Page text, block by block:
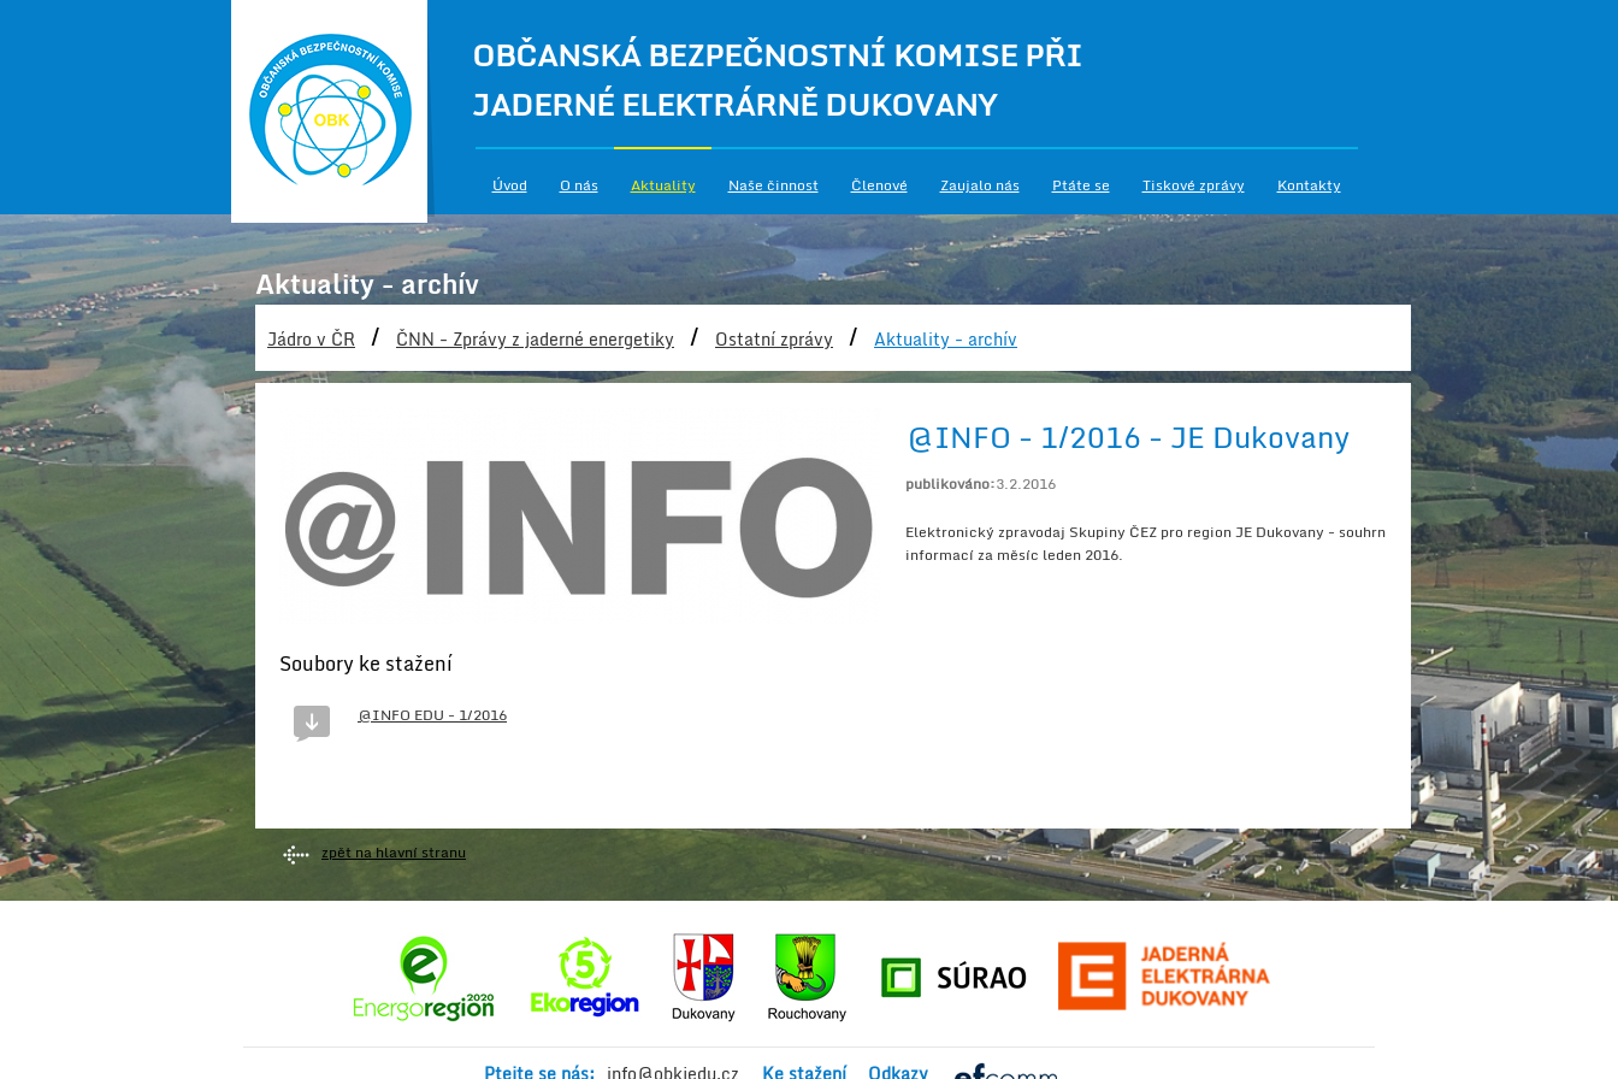
OBČANSKÁ BEZPEČNOSTNÍ KOMISE PŘI
JADERNÉ ELEKTRÁRNĚ DUKOVANY
Úvod O nás Aktuality Naše činnost Členové Zaujalo nás Ptáte se Tiskové zprávy Kontakty
Aktuality - archív
Jádro v ČR / ČNN - Zprávy z jaderné energetiky / Ostatní zprávy / Aktuality - archív
@INFO - 1/2016 - JE Dukovany
publikováno:3.2.2016
Elektronický zpravodaj Skupiny ČEZ pro region JE Dukovany - souhrn
informací za měsíc leden 2016.
Soubory ke stažení
@INFO EDU - 1/2016
zpět na hlavní stranu
Ptejte se nás: info@obkjedu.cz Ke stažení Odkazy